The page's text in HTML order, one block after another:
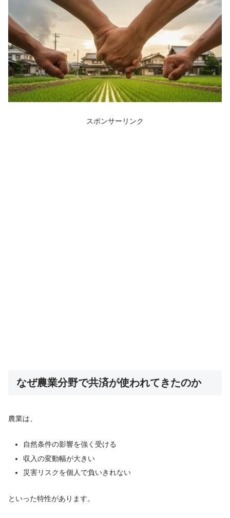
スポンサーリンク
なぜ農業分野で共済が使われてきたのか
農業は、
自然条件の影響を強く受ける
収入の変動幅が大きい
災害リスクを個人で負いきれない
といった特性があります。